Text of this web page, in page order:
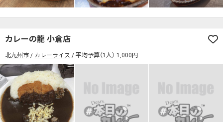
カレーの龍 小倉店
北九州市 カレーライス 平均予算（1人） 1,000円